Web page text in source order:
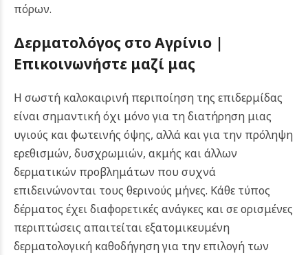
πόρων.
Δερματολόγος στο Αγρίνιο |
Επικοινωνήστε μαζί μας
Η σωστή καλοκαιρινή περιποίηση της επιδερμίδας
είναι σημαντική όχι μόνο για τη διατήρηση μιας
υγιούς και φωτεινής όψης, αλλά και για την πρόληψη
ερεθισμών, δυσχρωμιών, ακμής και άλλων
δερματικών προβλημάτων που συχνά
επιδεινώνονται τους θερινούς μήνες. Κάθε τύπος
δέρματος έχει διαφορετικές ανάγκες και σε ορισμένες
περιπτώσεις απαιτείται εξατομικευμένη
δερματολογική καθοδήγηση για την επιλογή των